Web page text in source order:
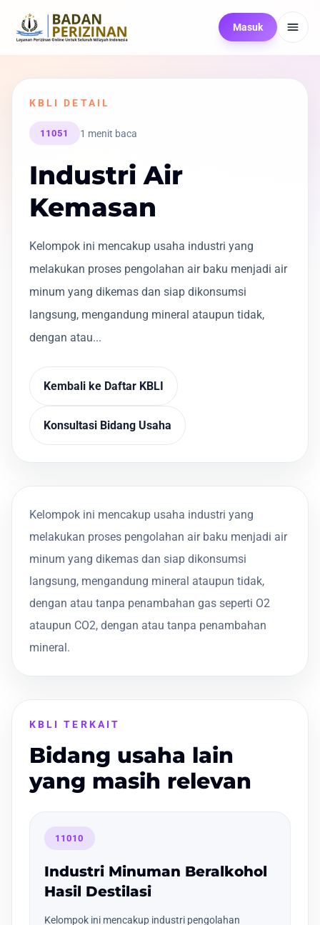
Masuk
KBLI DETAIL
11051 1 menit baca
Industri Air
Kemasan
Kelompok ini mencakup usaha industri yang
melakukan proses pengolahan air baku menjadi air
minum yang dikemas dan siap dikonsumsi
langsung, mengandung mineral ataupun tidak,
dengan atau...
Kembali ke Daftar KBLI
Konsultasi Bidang Usaha
Kelompok ini mencakup usaha industri yang
melakukan proses pengolahan air baku menjadi air
minum yang dikemas dan siap dikonsumsi
langsung, mengandung mineral ataupun tidak,
dengan atau tanpa penambahan gas seperti O2
ataupun CO2, dengan atau tanpa penambahan
mineral.
KBLI TERKAIT
Bidang usaha lain
yang masih relevan
11010
Industri Minuman Beralkohol
Hasil Destilasi
Kelompok ini mencakup industri pengolahan